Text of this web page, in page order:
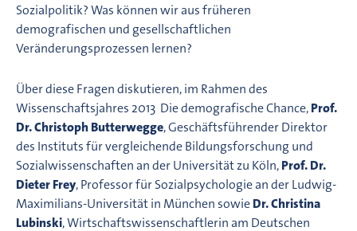
Sozialpolitik? Was können wir aus früheren
demografischen und gesellschaftlichen
Veränderungsprozessen lernen?
Über diese Fragen diskutieren, im Rahmen des
Wissenschaftsjahres 2013  Die demografische Chance,Prof.
Dr. Christoph Butterwegge, Geschäftsführender Direktor
des Instituts für vergleichende Bildungsforschung und
Sozialwissenschaften an der Universität zu Köln,Prof. Dr.
Dieter Frey, Professor für Sozialpsychologie an der Ludwig-
Maximilians-Universität in München sowieDr. Christina
Lubinski, Wirtschaftswissenschaftlerin am Deutschen